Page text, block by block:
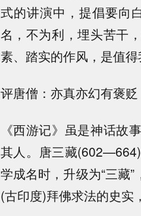
式的讲演中，提倡要向
名，不为利，埋头苦干
素、踏实的作风，是值
评唐僧：亦真亦幻有褒贬
《西游记》虽是神话故
其人。唐三藏
学成名时，升级为“三藏
(古印度)拜佛求法的史实